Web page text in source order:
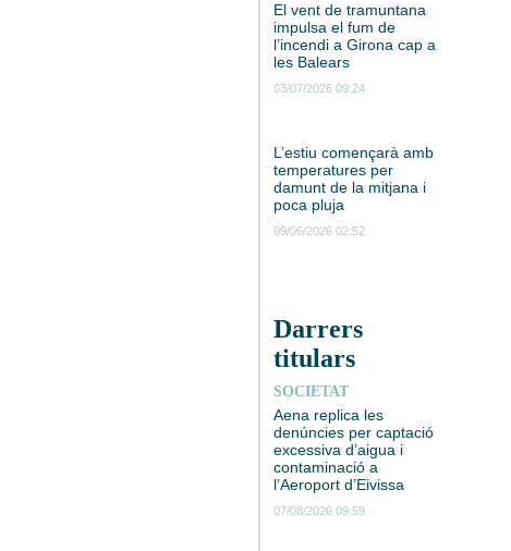
El vent de tramuntana
impulsa el fum de
l’incendi a Girona cap a
les Balears
03/07/2026 09:24
L’estiu començarà amb
temperatures per
damunt de la mitjana i
poca pluja
09/06/2026 02:52
Darrers
titulars
SOCIETAT
Aena replica les
denúncies per captació
excessiva d’aigua i
contaminació a
l’Aeroport d’Eivissa
07/08/2026 09:59